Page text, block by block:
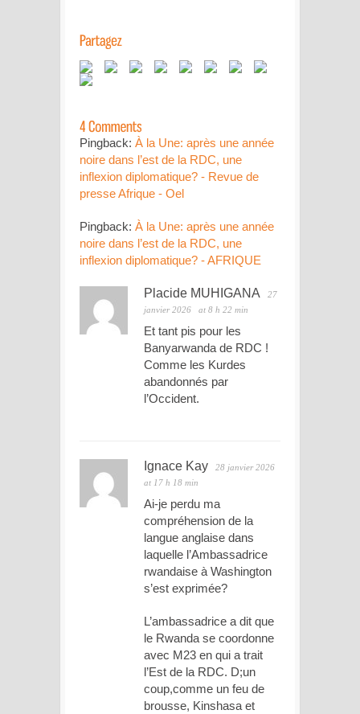
Pingback: À la Une: après une année
noire dans l’est de la RDC, une
inflexion diplomatique? - Revue de
presse Afrique - Oel
Pingback: À la Une: après une année
noire dans l’est de la RDC, une
inflexion diplomatique? - AFRIQUE
Placide MUHIGANA
27
janvier 2026
at 8 h 22 min
Et tant pis pour les
Banyarwanda de RDC !
Comme les Kurdes
abandonnés par
l’Occident.
Ignace Kay
28 janvier 2026
at 17 h 18 min
Ai-je perdu ma
compréhension de la
langue anglaise dans
laquelle l’Ambassadrice
rwandaise à Washington
s’est exprimée?
L’ambassadrice a dit que
le Rwanda se coordonne
avec M23 en qui a trait
l’Est de la RDC. D;un
coup,comme un feu de
brousse, Kinshasa et